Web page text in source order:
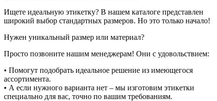
Ищете идеальную этикетку? В нашем каталоге представлен
широкий выбор стандартных размеров. Но это только начало!
Нужен уникальный размер или материал?
Просто позвоните нашим менеджерам! Они с удовольствием:
• Помогут подобрать идеальное решение из имеющегося
ассортимента.
• А если нужного варианта нет – мы изготовим этикетки
специально для вас, точно по вашим требованиям.